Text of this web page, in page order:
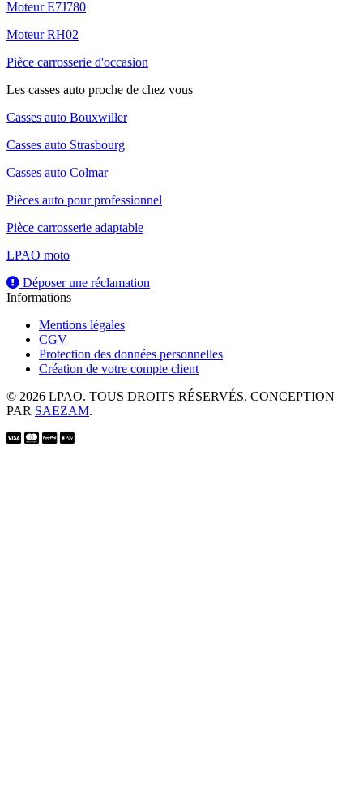
Moteur E7J780
Moteur RH02
Pièce carrosserie d'occasion
Les casses auto proche de chez vous
Casses auto Bouxwiller
Casses auto Strasbourg
Casses auto Colmar
Pièces auto pour professionnel
Pièce carrosserie adaptable
LPAO moto
Déposer une réclamation
Informations
Mentions légales
CGV
Protection des données personnelles
Création de votre compte client
© 2026 LPAO. TOUS DROITS RÉSERVÉS. CONCEPTION
PAR SAEZAM.